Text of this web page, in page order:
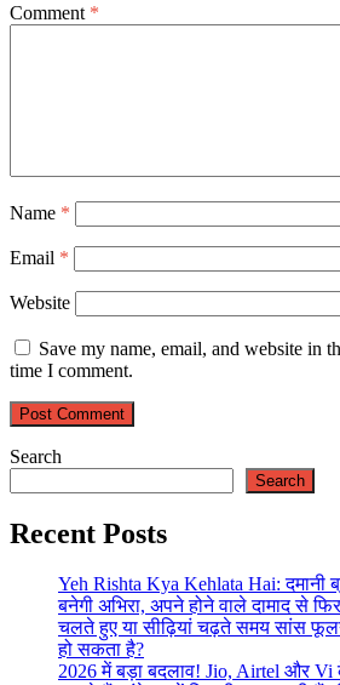
Comment *
Name *
Email *
Website
Save my name, email, and website in
time I comment.
Search
Search
Recent Posts
Yeh Rishta Kya Kehlata Hai: दमानी
बनेगी अभिरा, अपने होने वाले दामाद से
चलते हुए या सीढ़ियां चढ़ते समय सांस
हो सकता है?
2026 में बड़ा बदलाव! Jio, Airtel और Vi